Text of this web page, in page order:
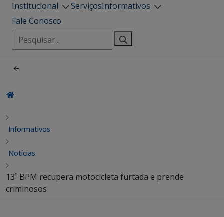
Institucional ServiçosInformativos
Fale Conosco
Pesquisar
por:
Informativos
Notícias
13º BPM recupera motocicleta furtada e prende
criminosos